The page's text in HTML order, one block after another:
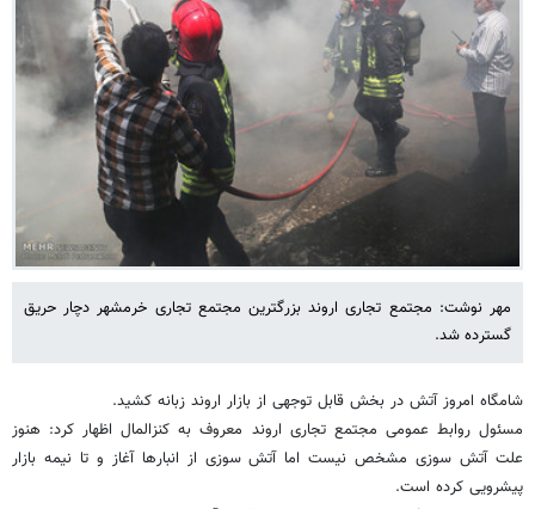
مهر نوشت: مجتمع تجاری اروند بزرگترین مجتمع تجاری خرمشهر دچار حریق
گسترده شد.
شامگاه امروز آتش در بخش قابل توجهی از بازار اروند زبانه کشید.
مسئول روابط عمومی مجتمع تجاری اروند معروف به کنزالمال اظهار کرد: هنوز
علت آتش سوزی مشخص نیست اما آتش سوزی از انبارها آغاز و تا نیمه بازار
پیشرویی کرده است.